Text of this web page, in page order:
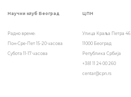
Научни клуб Београд
Радно време:
Пон-Сре-Пет 15-20 часова
Субота 11-17 часова
ЦПН
Улица Краља Петра 46
11000 Београд
Република Србија
+381 11 24 00 260
centar@cpn.rs